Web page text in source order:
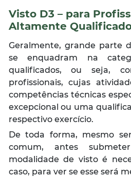
Visto D3 – para
Altamente
Geralmente, grande parte
se enquadram na
qualificados, ou seja,
profissionais, cujas
competências técnicas
excepcional ou uma
respectivo exercício.
De toda forma, mesmo
comum, antes
modalidade de visto é
caso, para ver se esse será